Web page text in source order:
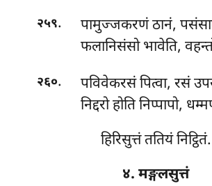
२५९.
पामुज्जकरणं ठानं,
फलानिसंसो भावेति,
२६०.
पविवेकरसं पित्वा, रसं
निद्दरोहोति निप्पापो,
हिरिसुत्तं ततियं निट्ठितं.
४. मङ्गलसुत्तं